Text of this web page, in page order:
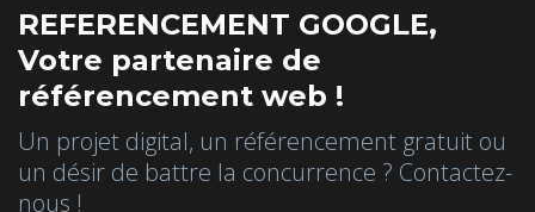
REFERENCEMENT GOOGLE,
Votre partenaire de
référencement web !
Un projet digital, un référencement gratuit ou
un désir de battre la concurrence ? Contactez-
nous !